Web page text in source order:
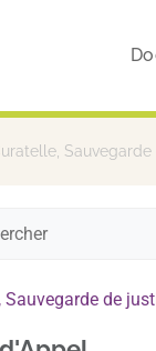
Sauvegarde de